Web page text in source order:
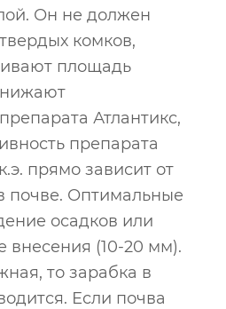
Он не должен
комков,
площадь
Атлантикс,
препарата
прямо зависит от
почве. Оптимальные
осадков или
внесения (10-20 мм).
то зарабка в
Если почва